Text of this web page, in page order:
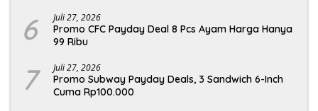
6 Juli 27, 2026
Promo CFC Payday Deal 8 Pcs Ayam Harga Hanya
99 Ribu
7 Juli 27, 2026
Promo Subway Payday Deals, 3 Sandwich 6-Inch
Cuma Rp100.000